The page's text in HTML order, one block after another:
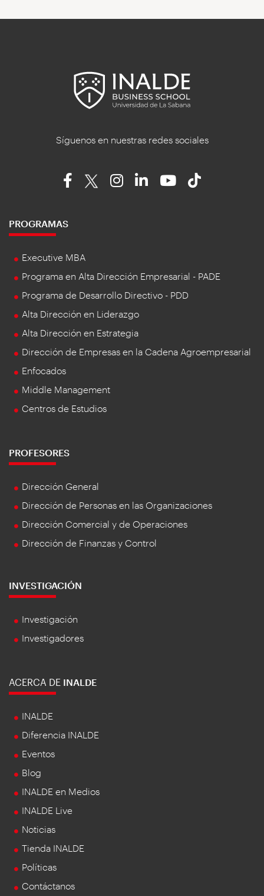
Síguenos en nuestras redes sociales
PROGRAMAS
Executive MBA
Programa en Alta Dirección Empresarial - PADE
Programa de Desarrollo Directivo - PDD
Alta Dirección en Liderazgo
Alta Dirección en Estrategia
Dirección de Empresas en la Cadena Agroempresarial
Enfocados
Middle Management
Centros de Estudios
PROFESORES
Dirección General
Dirección de Personas en las Organizaciones
Dirección Comercial y de Operaciones
Dirección de Finanzas y Control
INVESTIGACIÓN
Investigación
Investigadores
ACERCA DE INALDE
INALDE
Diferencia INALDE
Eventos
Blog
INALDE en Medios
INALDE Live
Noticias
Tienda INALDE
Políticas
Contáctanos